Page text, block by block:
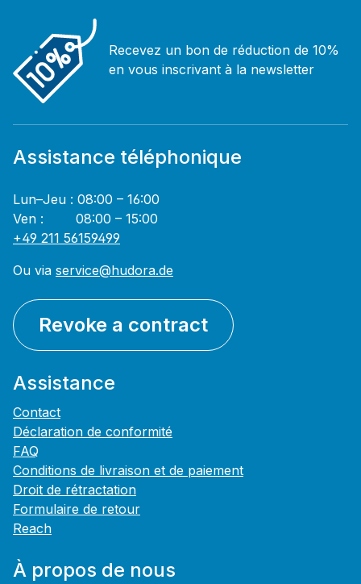
Recevez un bon de réduction de 10%
en vous inscrivant à la newsletter
Assistance téléphonique
Lun–Jeu : 08:00 – 16:00
Ven : 08:00 – 15:00
+49 211 56159499
Ou via service@hudora.de
Revoke a contract
Assistance
Contact
Déclaration de conformité
FAQ
Conditions de livraison et de paiement
Droit de rétractation
Formulaire de retour
Reach
À propos de nous